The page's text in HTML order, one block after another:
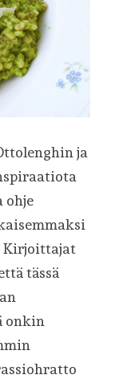
ja
ohje
Kirjoittajat
tässä
onkin